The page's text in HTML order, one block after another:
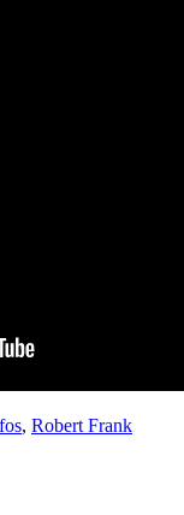
, Robert Frank